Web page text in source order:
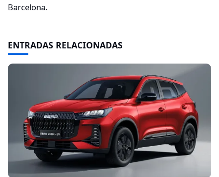
Barcelona.
ENTRADAS RELACIONADAS